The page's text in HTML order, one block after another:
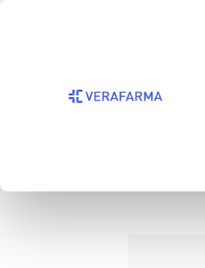
Passa alla navigazione
RABARBARO